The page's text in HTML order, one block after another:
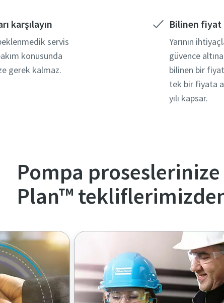
karşılayın
servis
konusunda
gerek kalmaz.
Bilinen fiyat
Yarının
güvence
bilinen bir
tek bir fiyata
yılı kapsar.
Pompa
Plan™